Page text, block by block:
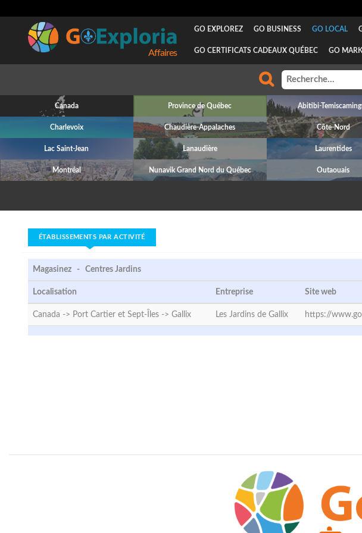
Affaires
GO EXPLOREZ GO BUSINESS GO LOCAL
GO CERTIFICATS CADEAUX QUÉBEC GO
Canada Province de Québec Abitibi-
Charlevoix Chaudière-Appalaches Côte-Nord
Lac Saint-Jean Lanaudière Laurentides
Montréal Nunavik Grand Nord du Québec Outaouais
ÉTABLISSEMENTS PAR ACTIVITÉ
Magasinez - Centres Jardins
Localisation Entreprise Site web
Canada -> Port Cartier et Sept-Îles -> Gallix Les Jardins de Gallix https://